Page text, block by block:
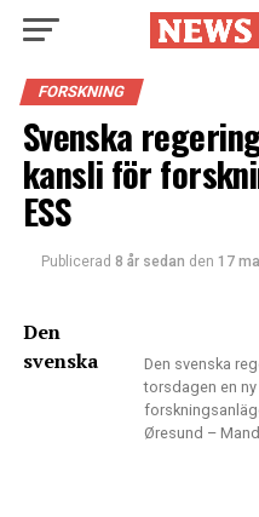
FORSKNING
Svenska
kansli för
ESS
Publicerad 8 år sedan den 17
Den svenska
torsdagen en
Øresund –
Den
svenska